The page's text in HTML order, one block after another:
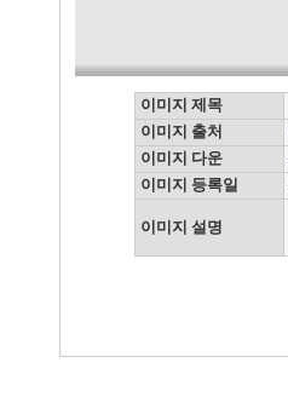
이미지 제목
이미지 출처
이미지 다운
이미지 등록일
이미지 설명